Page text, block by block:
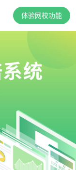
体验网校功能